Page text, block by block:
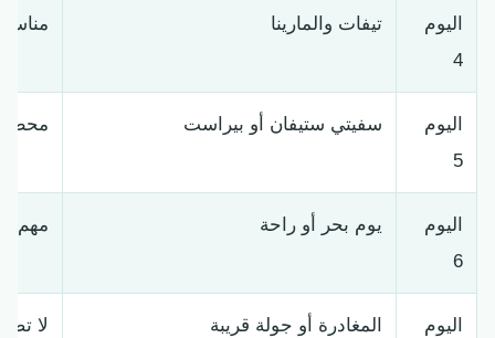
اليوم
4
تيفات والمارينا
اليوم
5
سفيتي ستيفان أو بيراست محطة
اليوم
6
يوم بحر أو راحة مهم
اليوم
المغادرة أو جولة قريبة لا